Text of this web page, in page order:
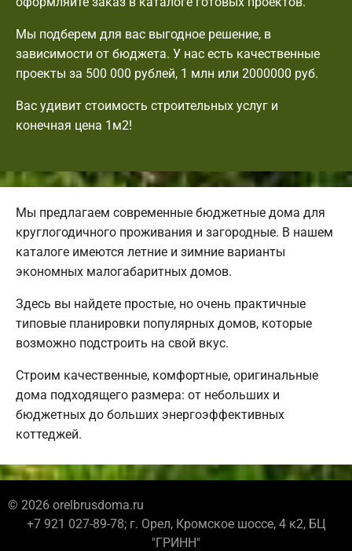
Мы подберем для вас выгодное решение, в
зависимости от бюджета. У нас есть качественные
проекты за 500 000 рублей, 1 млн или 2000000 руб.
Вас удивит стоимость строительных услуг и
конечная цена 1м2!
Мы предлагаем современные бюджетные дома для
круглогодичного проживания и загородные. В нашем
каталоге имеются летние и зимние варианты
экономных малогабаритных домов.
Здесь вы найдете простые, но очень практичные
типовые планировки популярных домов, которые
возможно подстроить на свой вкус.
Строим качественные, комфортные, оригинальные
дома подходящего размера: от небольших и
бюджетных до больших энергоэффективных
коттеджей.
© 2026 orelbrusdoma.ru
+7 921 027-89-78; г. Орел, Кромское шоссе, 4 к2, БЦ
"ГРИНН"